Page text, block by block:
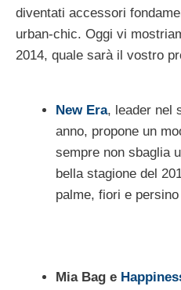
diventati accessori
urban-chic. Oggi vi
2014, quale sarà il vostro
New Era, leader nel
anno, propone un
sempre non sbaglia
bella stagione del
palme, fiori e
Mia Bag e